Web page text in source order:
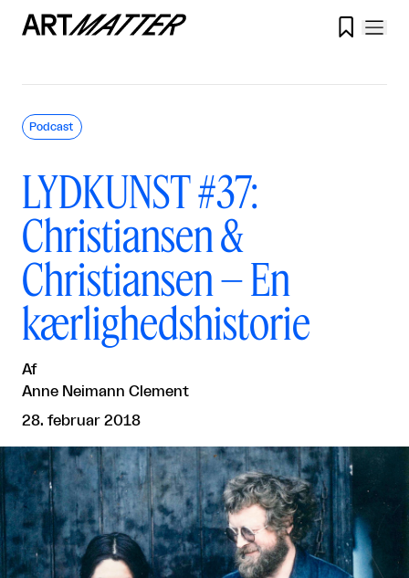

LYDKUNST #37:
Christiansen &
Christiansen – En
kærlighedshistorie
Af
Anne Neimann Clement
28. februar 2018
Podcast